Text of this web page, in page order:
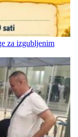
za izgubljenim